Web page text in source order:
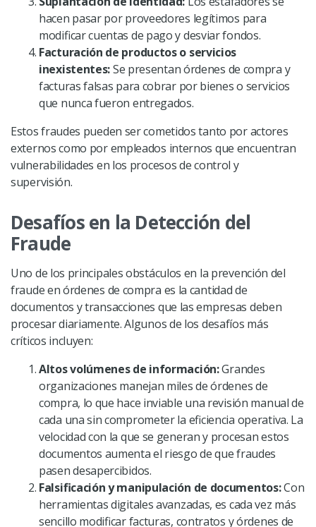
hacen pasar por proveedores legítimos para
modificar cuentas de pago y desviar fondos.
Facturación de productos o servicios
inexistentes:Se presentan órdenes de compra y
facturas falsas para cobrar por bienes o servicios
que nunca fueron entregados.
Estos fraudes pueden ser cometidos tanto por actores
externos como por empleados internos que encuentran
vulnerabilidades en los procesos de control y
supervisión.
Desafíos en la Detección del
Fraude
Uno de los principales obstáculos en la prevención del
fraude en órdenes de compra es la cantidad de
documentos y transacciones que las empresas deben
procesar diariamente. Algunos de los desafíos más
críticos incluyen:
Altos volúmenes de información:Grandes
organizaciones manejan miles de órdenes de
compra, lo que hace inviable una revisión manual de
cada una sin comprometer la eficiencia operativa. La
velocidad con la que se generan y procesan estos
documentos aumenta el riesgo de que fraudes
pasen desapercibidos.
Falsificación y manipulación de documentos:Con
herramientas digitales avanzadas, es cada vez más
sencillo modificar facturas, contratos y órdenes de